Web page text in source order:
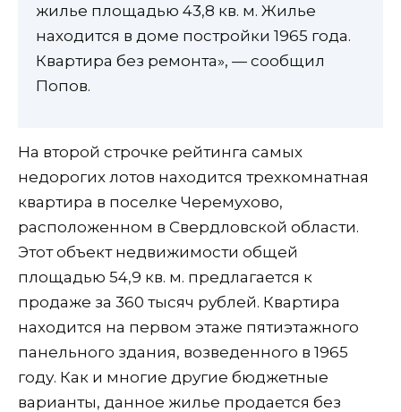
жилье площадью 43,8 кв. м. Жилье
находится в доме постройки 1965 года.
Квартира без ремонта», — сообщил
Попов.
На второй строчке рейтинга самых
недорогих лотов находится трехкомнатная
квартира в поселке Черемухово,
расположенном в Свердловской области.
Этот объект недвижимости общей
площадью 54,9 кв. м. предлагается к
продаже за 360 тысяч рублей. Квартира
находится на первом этаже пятиэтажного
панельного здания, возведенного в 1965
году. Как и многие другие бюджетные
варианты, данное жилье продается без